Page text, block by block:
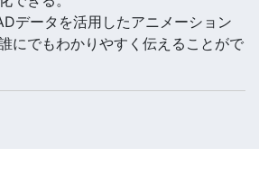
データを活用したアニメーション
にでもわかりやすく伝えることがで